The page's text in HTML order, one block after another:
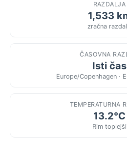
RAZDALJA
1,533
zračna
ČASOVNA
Isti čas
Europe/Copenhagen ·
TEMPERATURNA
13.2°C
Rim toplejši